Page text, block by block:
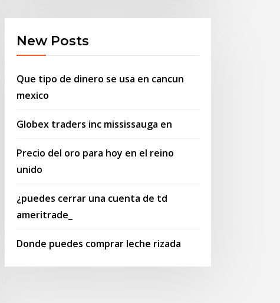
New Posts
Que tipo de dinero se usa en cancun
mexico
Globex traders inc mississauga en
Precio del oro para hoy en el reino
unido
¿puedes cerrar una cuenta de td
ameritrade_
Donde puedes comprar leche rizada